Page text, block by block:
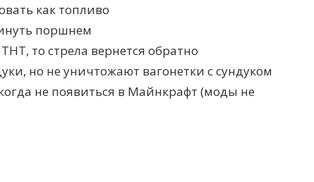
как топливо
поршнем
то стрела вернется обратно
но не уничтожают вагонетки с сундуком
не появиться в Майнкрафт (моды не